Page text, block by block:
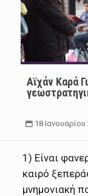
Αϊχάν Καρά
18 Ιανουαρίου
1) Είναι
καιρό
μνημονιακή